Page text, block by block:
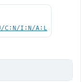
C:N/I:N/A:L